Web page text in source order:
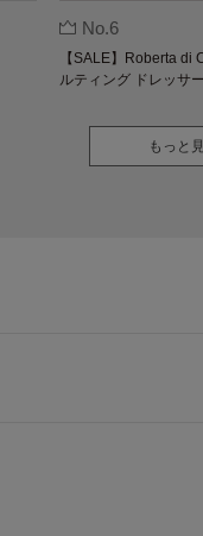
No.6
【SALE】Roberta di
ルティング ドレッサ
もっと